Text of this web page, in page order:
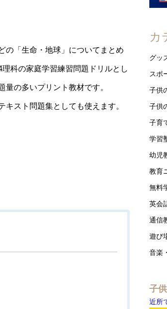
の「生命・地球」についてまとめ
科の家庭学習練習問題ドリルとし
量の多いプリント教材です。
スト問題集としても使えます。
カ
グッ
スポ
子供
子供
子育
学習
幼児
教育
無料
英会
通信
遊び
音楽
子
近所